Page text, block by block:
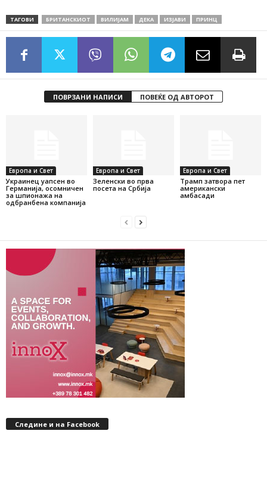
ТАГОВИ БРИТАНСКИОТ ВИЛИЈАМ ДЕКА ИЗЈАВИ ПРИНЦ
ПОВРЗАНИ НАПИСИ ПОВЕЌЕ ОД АВТОРОТ
Европа и Свет
Украинец уапсен во
Германија, осомничен
за шпионажа на
одбранбена компанија
Европа и Свет
Зеленски во прва
посета на Србија
Европа и Свет
Трамп затвора пет
американски
амбасади
Следине и на Facebook